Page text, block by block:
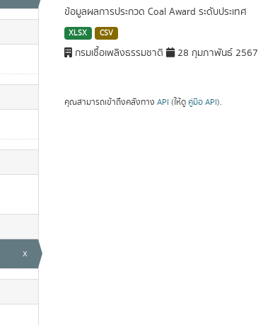
x
ข้อมูลผลการประกวด Coal Award ระดับประเทศ
XLSX CSV
กรมเชื้อเพลิงธรรมชาติ 28 กุมภาพันธ์ 2567
คุณสามารถเข้าถึงคลังทาง API (ให้ดู คู่มือ API).